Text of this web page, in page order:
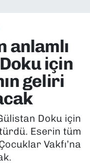
anlamlı
için
geliri
Doku için
Eserin tüm
Vakfı’na
Fikstür